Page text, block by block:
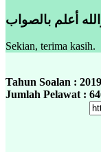
أعلم بالصواب
Sekian, terima kasih.
Tahun Soalan : 2019
Jumlah Pelawat :